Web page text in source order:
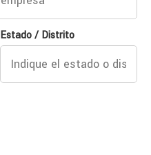
Estado / Distrito